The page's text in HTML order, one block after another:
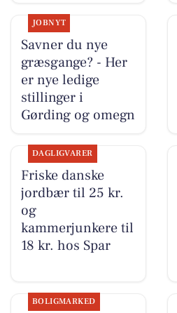
JOBNYT
Savner du nye
græsgange? - Her
er nye ledige
stillinger i
Gørding og omegn
DAGLIGVARER
Friske danske
jordbær til 25 kr.
og
kammerjunkere til
18 kr. hos Spar
BOLIGMARKED